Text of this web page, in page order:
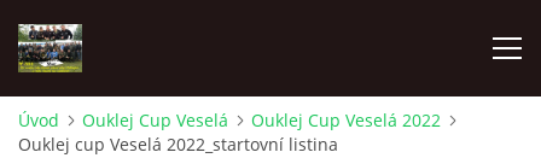
ÚVOD
Úvod Ouklej Cup Veselá
Ouklej Cup Veselá 2022
Ouklej cup Veselá 2022_startovní listina